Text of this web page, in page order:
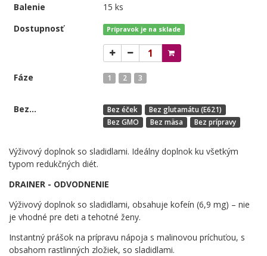
Balenie
15 ks
Dostupnosť
Prípravok je na sklade
Fáze 1 2 3
Bez... Bez éček
Bez glutamátu (E621)
Bez GMO
Bez mäsa Bez prípravy
Výživový doplnok so sladidlami. Ideálny doplnok ku všetkým
typom redukčných diét.
DRAINER - ODVODNENIE
Výživový doplnok so sladidlami, obsahuje kofeín (6,9 mg) – nie
je vhodné pre deti a tehotné ženy.
Instantný prášok na prípravu nápoja s malinovou príchuťou, s
obsahom rastlinných zložiek, so sladidlami.